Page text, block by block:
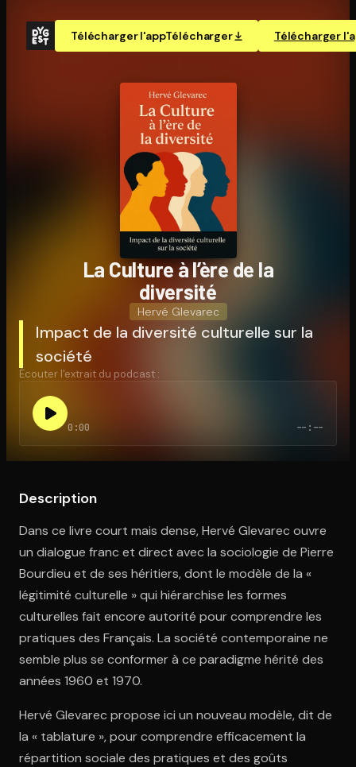
Télécharger l'appTélécharger Télécharger
Ouvre l'app Appareil photo, pointe sur le code. C'est gratuit à
La Culture à l’ère de la
diversité
Hervé Glevarec
Impact de la diversité culturelle sur la
société
Écouter l'extrait du podcast :
0:00 --:--
Description
Dans ce livre court mais dense, Hervé Glevarec ouvre
un dialogue franc et direct avec la sociologie de Pierre
Bourdieu et de ses héritiers, dont le modèle de la «
légitimité culturelle » qui hiérarchise les formes
culturelles fait encore autorité pour comprendre les
pratiques des Français. La société contemporaine ne
semble plus se conformer à ce paradigme hérité des
années 1960 et 1970.
Hervé Glevarec propose ici un nouveau modèle, dit de
la « tablature », pour comprendre efficacement la
répartition sociale des pratiques et des goûts